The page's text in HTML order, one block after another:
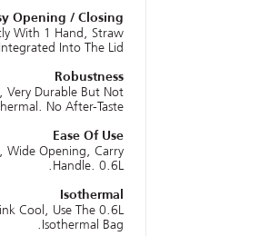
Opening / Closing
With 1 Hand, Straw
Integrated Into The Lid.
Robustness
Durable But Not
No After-Taste.
Ease Of Use
Wide Opening, Carry
Handle. 0.6L.
Isothermal
Cool, Use The 0.6L
Isothermal Bag.